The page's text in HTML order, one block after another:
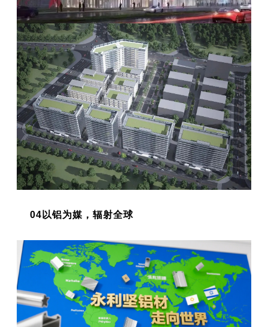
04以铝为媒，辐射全球